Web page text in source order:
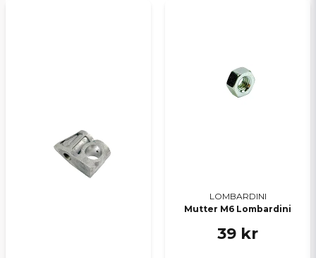
LOMBARDINI
Mutter M6 Lombardini
39 kr